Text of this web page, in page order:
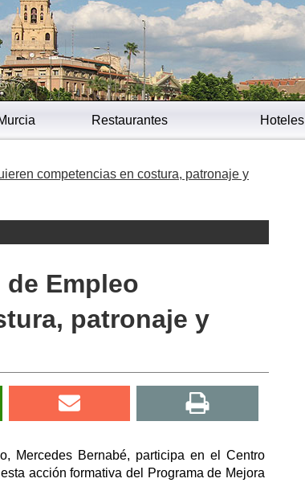
Restaurantes Hoteles
competencias en costura, patronaje y
Empleo
patronaje y
Mercedes Bernabé, participa en el Centro
acción formativa del Programa de Mejora